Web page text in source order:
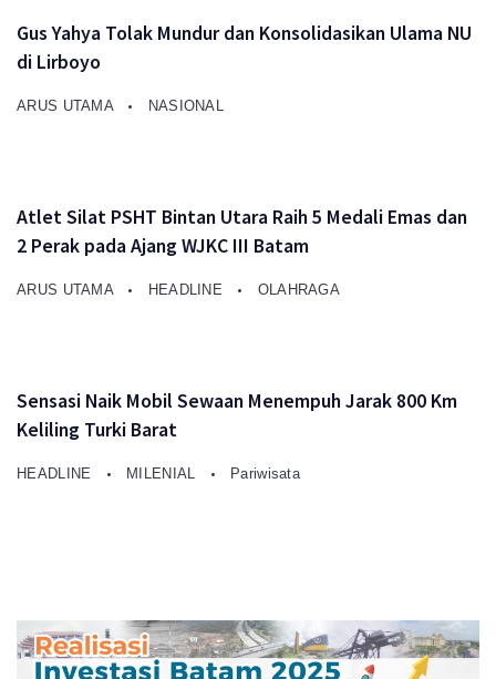
Gus Yahya Tolak Mundur dan Konsolidasikan Ulama NU
di Lirboyo
ARUS UTAMA NASIONAL
Atlet Silat PSHT Bintan Utara Raih 5 Medali Emas dan
2 Perak pada Ajang WJKC III Batam
ARUS UTAMA HEADLINE OLAHRAGA
Sensasi Naik Mobil Sewaan Menempuh Jarak 800 Km
Keliling Turki Barat
HEADLINE MILENIAL Pariwisata